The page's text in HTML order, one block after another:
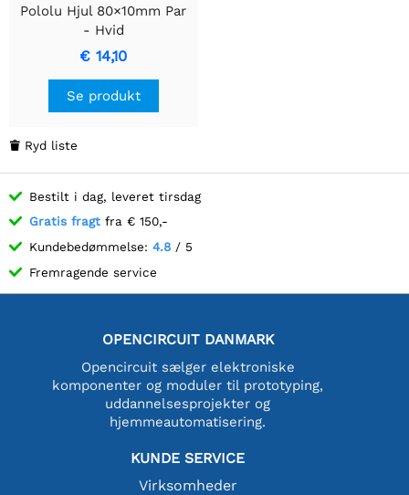
Pololu Hjul 80×10mm Par
- Hvid
€ 14,10
Se produkt
 Ryd liste
Bestilt i dag, leveret tirsdag
Gratis fragt fra € 150,-
Kundebedømmelse: 4.8 / 5
Fremragende service
OPENCIRCUIT DANMARK
Opencircuit sælger elektroniske
komponenter og moduler til prototyping,
uddannelsesprojekter og
hjemmeautomatisering.
KUNDE SERVICE
Virksomheder